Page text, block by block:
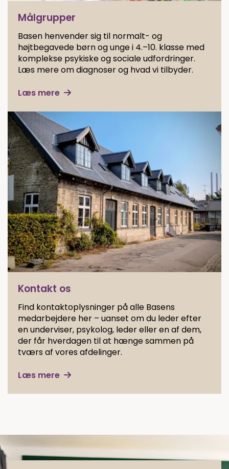
Målgrupper
Basen henvender sig til normalt- og
højtbegavede børn og unge i 4.–10. klasse med
komplekse psykiske og sociale udfordringer.
Læs mere om diagnoser og hvad vi tilbyder.
Læs mere
Kontakt os
Find kontaktoplysninger på alle Basens
medarbejdere her – uanset om du leder efter
en underviser, psykolog, leder eller en af dem,
der får hverdagen til at hænge sammen på
tværs af vores afdelinger.
Læs mere